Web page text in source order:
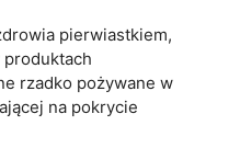
pierwiastkiem,
rzadko pożywane w
na pokrycie